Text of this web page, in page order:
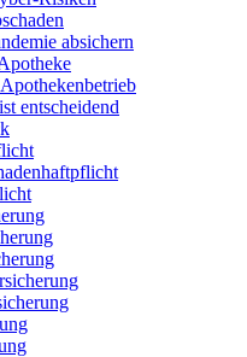
absichern
entscheidend